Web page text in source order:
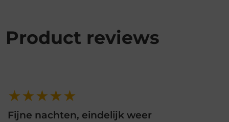
Product reviews
★★★★★
Fijne nachten, eindelijk weer